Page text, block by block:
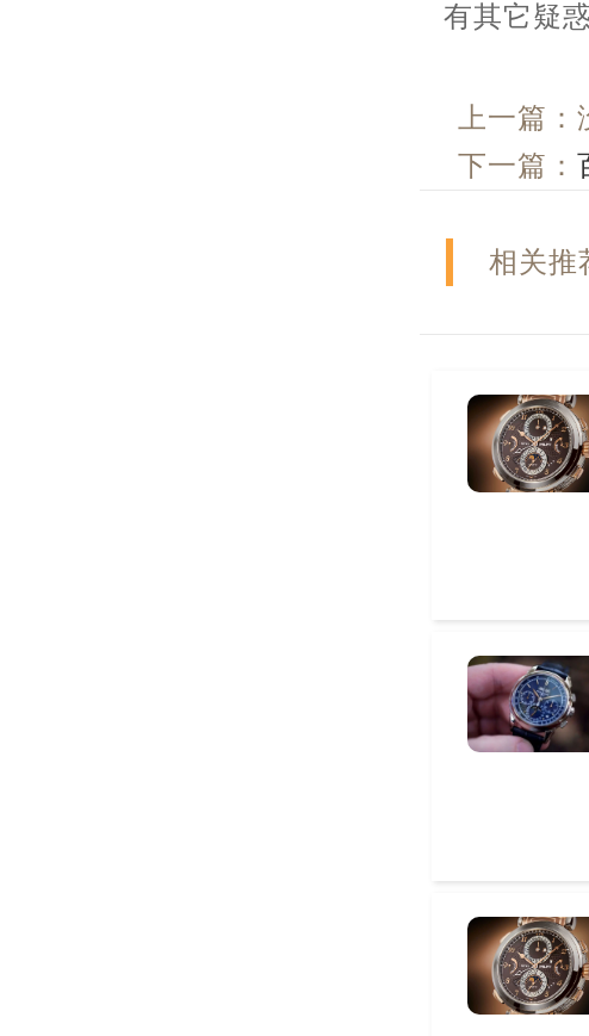
有其它疑
上一篇：
下一篇：
相关推